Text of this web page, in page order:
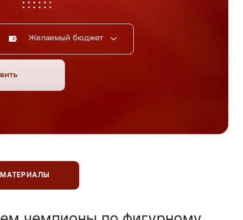
Желаемый бюджет